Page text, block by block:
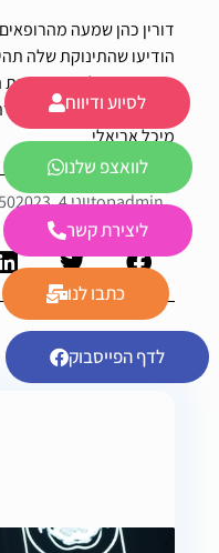
לסיוע ודיווח
לוואצפ שלנו
ליצירת קשר
כתבו לנו
לדף הפייסבוק
דורין כהן שמעה
הודיעו שהתינוקת שלה
פגוע ושהיא לא תשרוד את
חור שחור בלב", היא
מיכל אריאלי
topadminיוני 4, 2023 pm